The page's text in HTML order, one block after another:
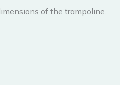
of the trampoline.